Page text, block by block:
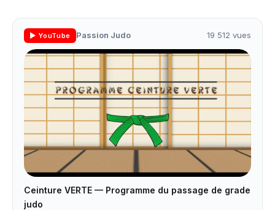
▶ YouTube Passion Judo 19 512 vues
▶
Ceinture VERTE — Programme du passage de grade
judo